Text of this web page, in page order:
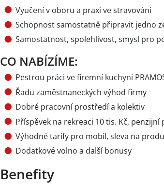
Vyučení v oboru a praxi ve stravování
Schopnost samostatně připravit jedno
Samostatnost, spolehlivost, smysl pro
CO NABÍZÍME:
Pestrou práci ve firemní kuchyni
Řadu zaměstnaneckých výhod firmy
Dobré pracovní prostředí a kolektiv
Příspěvek na rekreaci 10 tis. Kč,
Výhodné tarify pro mobil, sleva na
Dodatkové volno a další bonusy
Benefity